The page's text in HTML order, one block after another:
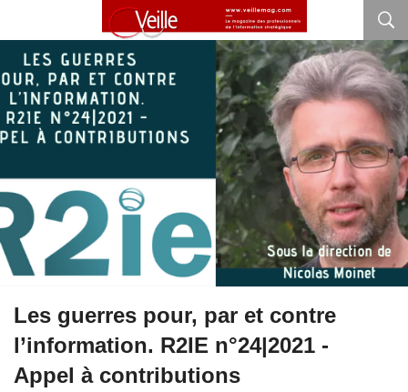
Les guerres pour, par et contre
l’information. R2IE n°24|2021 -
Appel à contributions